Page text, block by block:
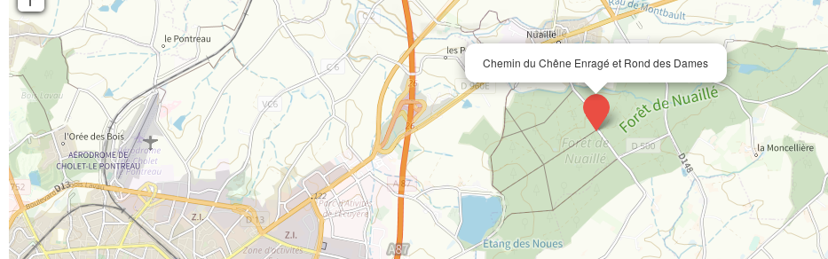
Chemin du Chêne Enragé et Rond des Dames